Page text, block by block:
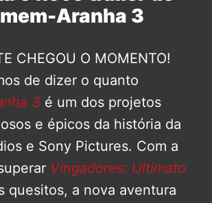
Aranha 3
CHEGOU O MOMENTO!
de dizer o quanto
3 é um dos projetos
e épicos da história da
e Sony Pictures. Com a
Vingadores: Ultimato
quesitos, a nova aventura